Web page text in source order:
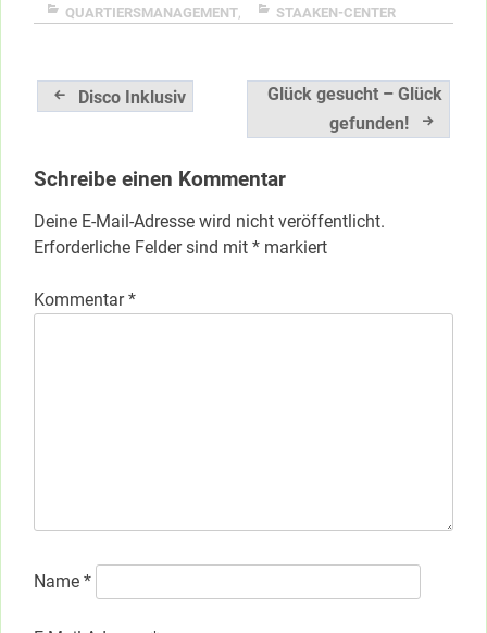
QUARTIERSMANAGEMENT, STAAKEN-CENTER
Beitragsnavigation
Disco Inklusiv
Glück gesucht – Glück
gefunden!
Schreibe einen Kommentar
Deine E-Mail-Adresse wird nicht veröffentlicht.
Erforderliche Felder sind mit * markiert
Kommentar*
Name *